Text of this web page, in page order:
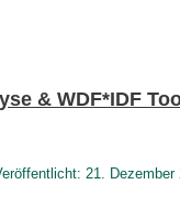
& WDF*IDF
21. Dezember